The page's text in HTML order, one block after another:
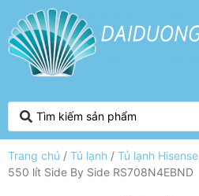
Trang chủ / Tủ lạnh / Tủ lạnh Hisense
550 lít Side By Side RS708N4EBND